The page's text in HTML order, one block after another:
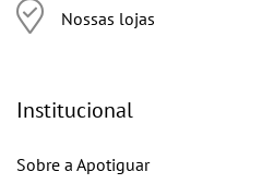
Nossas lojas
Institucional
Sobre a Apotiguar